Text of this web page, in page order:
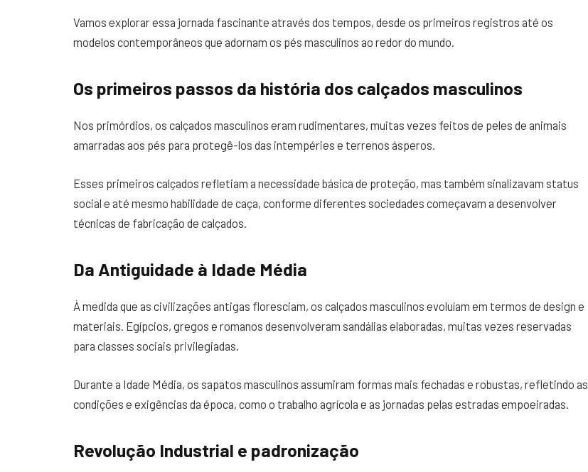
Vamos explorar essa jornada fascinante através dos tempos, desde os primeiros registros até os
modelos contemporâneos que adornam os pés masculinos ao redor do mundo.
Os primeiros passos da história dos calçados masculinos
Nos primórdios, os calçados masculinos eram rudimentares, muitas vezes feitos de peles de animais
amarradas aos pés para protegê-los das intempéries e terrenos ásperos.
Esses primeiros calçados refletiam a necessidade básica de proteção, mas também sinalizavam status
social e até mesmo habilidade de caça, conforme diferentes sociedades começavam a desenvolver
técnicas de fabricação de calçados.
Da Antiguidade à Idade Média
À medida que as civilizações antigas floresciam, os calçados masculinos evoluíam em termos de design e
materiais. Egípcios, gregos e romanos desenvolveram sandálias elaboradas, muitas vezes reservadas
para classes sociais privilegiadas.
Durante a Idade Média, os sapatos masculinos assumiram formas mais fechadas e robustas, refletindo as
condições e exigências da época, como o trabalho agrícola e as jornadas pelas estradas empoeiradas.
Revolução Industrial e padronização